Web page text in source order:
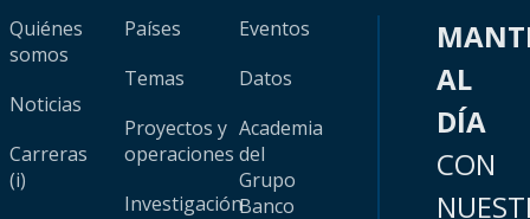
Quiénes
somos
Noticias
Carreras
(i)
Países
Temas
Proyectos y
operaciones
Investigación
Eventos
Datos
Academia
del
Grupo
Banco
AL
DÍA
CON